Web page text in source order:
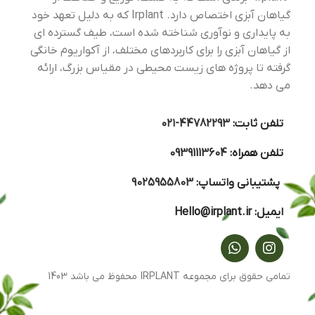
گیاهان آبزی اختصاص دارد. Irplant که به دلیل تعهد خود
به پایداری و نوآوری شناخته شده است، طیف گسترده ای
از گیاهان آبزی را برای کاربردهای مختلف، از آکواریوم خانگی
گرفته تا پروژه های زیست محیطی در مقیاس بزرگ، ارائه
می دهد.
تلفن ثابت:44782293-۰۲۱
تلفن همراه:09391113604
پشتیبانی واتساپ:9025955803
ایمیل:Hello@irplant.ir
تمامی حقوق برای مجموعه IRPLANT محفوظ می باشد 1403